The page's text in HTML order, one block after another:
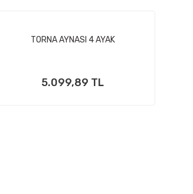
TORNA AYNASI 4 AYAK
5.099,89 TL